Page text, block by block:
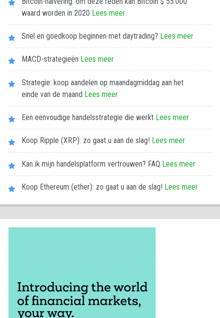
waard worden in 2020 Lees meer
Snel en goedkoop beginnen met daytrading? Lees meer
MACD-strategieën Lees meer
Strategie: koop aandelen op maandagmiddag aan het
einde van de maand Lees meer
Een eenvoudige handelsstrategie die werkt Lees meer
Koop Ripple (XRP): zo gaat u aan de slag! Lees meer
Kan ik mijn handelsplatform vertrouwen? FAQ Lees meer
Koop Ethereum (ether): zo gaat u aan de slag! Lees meer